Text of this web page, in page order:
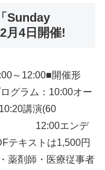
Sunday
月4日開催!
～12:00■開催形
グラム：10:00オー
講演(60
エンデ
キストは1,500円
剤師・医療従事者